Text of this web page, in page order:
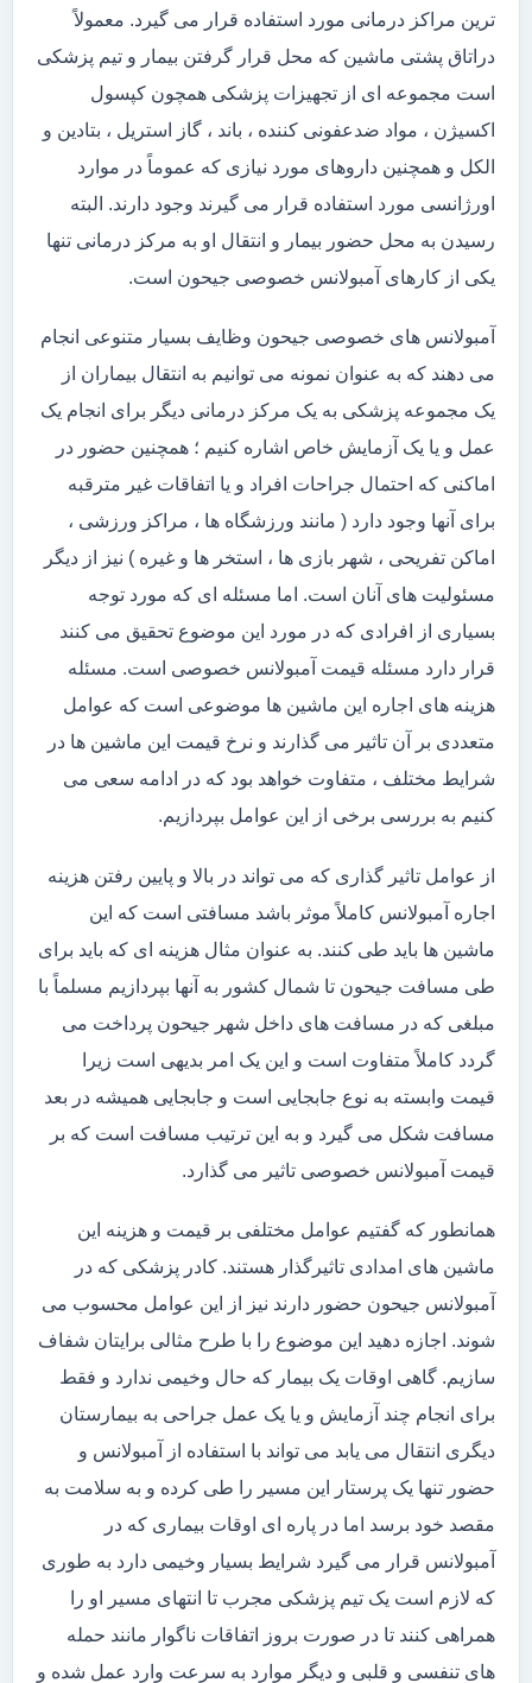
ترین مراکز درمانی مورد استفاده قرار می گیرد. معمولاً
دراتاق پشتی ماشین که محل قرار گرفتن بیمار و تیم پزشکی
است مجموعه ای از تجهیزات پزشکی همچون کپسول
اکسیژن ، مواد ضدعفونی کننده ، باند ، گاز استریل ، بتادین و
الکل و همچنین داروهای مورد نیازی که عموماً در موارد
اورژانسی مورد استفاده قرار می گیرند وجود دارند. البته
رسیدن به محل حضور بیمار و انتقال او به مرکز درمانی تنها
یکی از کارهای آمبولانس خصوصی جیحون است.
آمبولانس های خصوصی جیحون وظایف بسیار متنوعی انجام
می دهند که به عنوان نمونه می توانیم به انتقال بیماران از
یک مجموعه پزشکی به یک مرکز درمانی دیگر برای انجام یک
عمل و یا یک آزمایش خاص اشاره کنیم ؛ همچنین حضور در
اماکنی که احتمال جراحات افراد و یا اتفاقات غیر مترقبه
برای آنها وجود دارد ( مانند ورزشگاه ها ، مراکز ورزشی ،
اماکن تفریحی ، شهر بازی ها ، استخر ها و غیره ) نیز از دیگر
مسئولیت های آنان است. اما مسئله ای که مورد توجه
بسیاری از افرادی که در مورد این موضوع تحقیق می کنند
قرار دارد مسئله قیمت آمبولانس خصوصی است. مسئله
هزینه های اجاره این ماشین ها موضوعی است که عوامل
متعددی بر آن تاثیر می گذارند و نرخ قیمت این ماشین ها در
شرایط مختلف ، متفاوت خواهد بود که در ادامه سعی می
کنیم به بررسی برخی از این عوامل بپردازیم.
از عوامل تاثیر گذاری که می تواند در بالا و پایین رفتن هزینه
اجاره آمبولانس کاملاً موثر باشد مسافتی است که این
ماشین ها باید طی کنند. به عنوان مثال هزینه ای که باید برای
طی مسافت جیحون تا شمال کشور به آنها بپردازیم مسلماً با
مبلغی که در مسافت های داخل شهر جیحون پرداخت می
گردد کاملاً متفاوت است و این یک امر بدیهی است زیرا
قیمت وابسته به نوع جابجایی است و جابجایی همیشه در بعد
مسافت شکل می گیرد و به این ترتیب مسافت است که بر
قیمت آمبولانس خصوصی تاثیر می گذارد.
همانطور که گفتیم عوامل مختلفی بر قیمت و هزینه این
ماشین های امدادی تاثیرگذار هستند. کادر پزشکی که در
آمبولانس جیحون حضور دارند نیز از این عوامل محسوب می
شوند. اجازه دهید این موضوع را با طرح مثالی برایتان شفاف
سازیم. گاهی اوقات یک بیمار که حال وخیمی ندارد و فقط
برای انجام چند آزمایش و یا یک عمل جراحی به بیمارستان
دیگری انتقال می یابد می تواند با استفاده از آمبولانس و
حضور تنها یک پرستار این مسیر را طی کرده و به سلامت به
مقصد خود برسد اما در پاره ای اوقات بیماری که در
آمبولانس قرار می گیرد شرایط بسیار وخیمی دارد به طوری
که لازم است یک تیم پزشکی مجرب تا انتهای مسیر او را
همراهی کنند تا در صورت بروز اتفاقات ناگوار مانند حمله
های تنفسی و قلبی و دیگر موارد به سرعت وارد عمل شده و